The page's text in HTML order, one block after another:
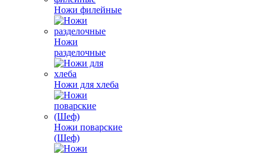
Ножи филейные
Ножи
разделочные
Ножи для хлеба
Ножи поварские
(Шеф)